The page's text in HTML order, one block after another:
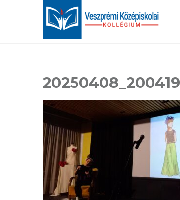
20250408_200419